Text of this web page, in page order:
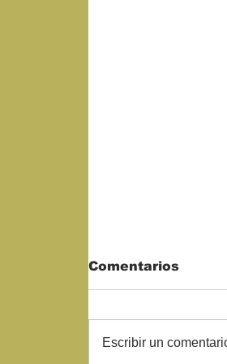
Comentarios
Escribir un